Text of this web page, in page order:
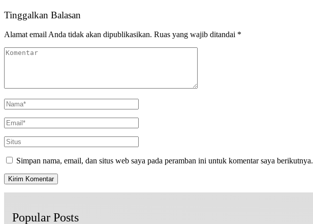
Tinggalkan Balasan
Alamat email Anda tidak akan dipublikasikan. Ruas yang wajib ditandai *
Simpan nama, email, dan situs web saya pada peramban ini untuk komentar saya berikutnya.
Popular Posts